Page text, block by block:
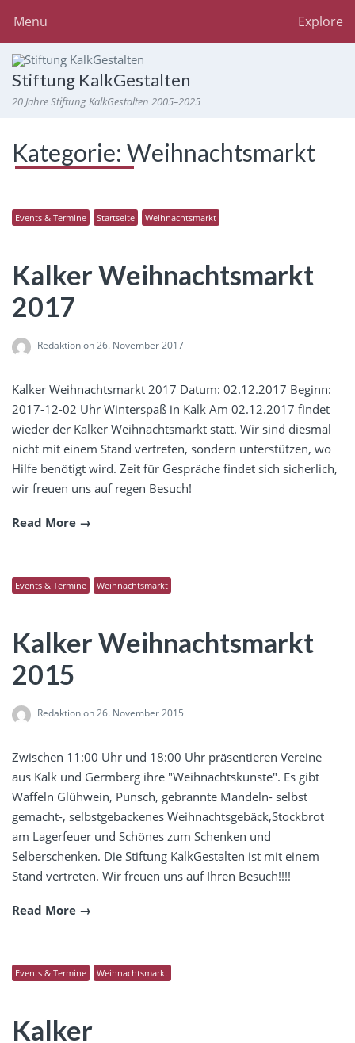
Explore
Menu
Stiftung KalkGestalten
20 Jahre Stiftung KalkGestalten 2005–2025
Kategorie: Weihnachtsmarkt
Events & Termine Startseite Weihnachtsmarkt
Kalker Weihnachtsmarkt
2017
Redaktionon 26. November 2017
Kalker Weihnachtsmarkt 2017 Datum: 02.12.2017 Beginn:
2017-12-02 Uhr Winterspaß in Kalk Am 02.12.2017 findet
wieder der Kalker Weihnachtsmarkt statt. Wir sind diesmal
nicht mit einem Stand vertreten, sondern unterstützen, wo
Hilfe benötigt wird. Zeit für Gespräche findet sich sicherlich,
wir freuen uns auf regen Besuch!
Read More
Events & Termine Weihnachtsmarkt
Kalker Weihnachtsmarkt
2015
Redaktionon 26. November 2015
Zwischen 11:00 Uhr und 18:00 Uhr präsentieren Vereine
aus Kalk und Germberg ihre "Weihnachtskünste". Es gibt
Waffeln Glühwein, Punsch, gebrannte Mandeln- selbst
gemacht-, selbstgebackenes Weihnachtsgebäck,Stockbrot
am Lagerfeuer und Schönes zum Schenken und
Selberschenken. Die Stiftung KalkGestalten ist mit einem
Stand vertreten. Wir freuen uns auf Ihren Besuch!!!!
Read More
Events & Termine Weihnachtsmarkt
Kalker